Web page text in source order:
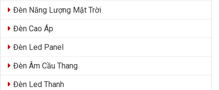
Đèn Năng Lượng Mặt Trời
Đèn Cao Áp
Đèn Led Panel
Đèn Âm Cầu Thang
Đèn Led Thanh